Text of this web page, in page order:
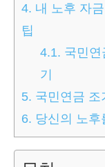
4. 내 노후 자
팁
4.1. 국민
기
5. 국민연금 조
6. 당신의 노